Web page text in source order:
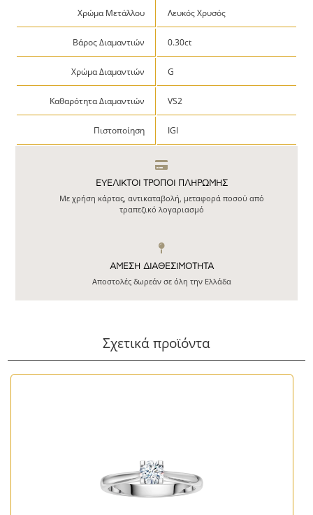
Χρώμα Μετάλλου Λευκός Χρυσός
Βάρος Διαμαντιών 0.30ct
Χρώμα Διαμαντιών G
Καθαρότητα Διαμαντιών VS2
Πιστοποίηση IGI
ΕΥΕΛΙΚΤΟΙ ΤΡΟΠΟΙ ΠΛΗΡΩΜΗΣ
Με χρήση κάρτας, αντικαταβολή, μεταφορά ποσού από
τραπεζικό λογαριασμό
ΆΜΕΣΗ ΔΙΑΘΕΣΙΜΌΤΗΤΑ
Αποστολές δωρεάν σε όλη την Ελλάδα
Σχετικά προϊόντα